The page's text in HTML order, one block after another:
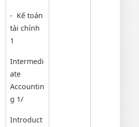
- Kế toán
tài chính
1
Intermedi
ate
Accountin
g 1/
Introduct